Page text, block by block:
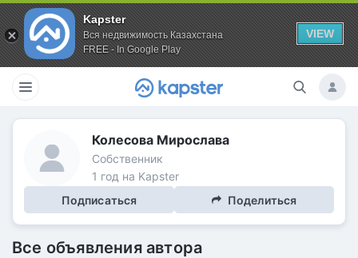
Kapster
Вся недвижимость Казахстана
FREE - In Google Play
VIEW
Колесова Мирослава
Собственник
1 год на Kapster
Подписаться
Поделиться
Все объявления автора